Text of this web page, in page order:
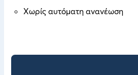
Χωρίς αυτόματη ανανέωση